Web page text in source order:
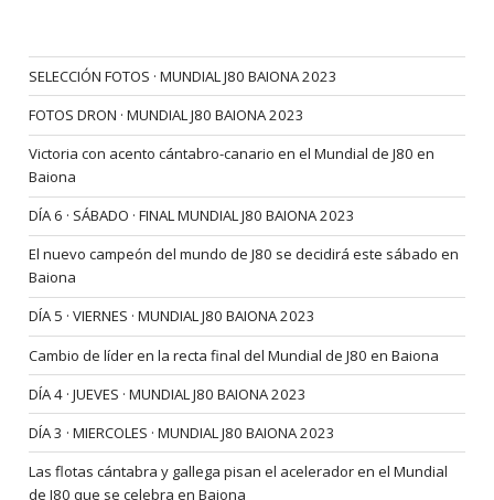
SELECCIÓN FOTOS · MUNDIAL J80 BAIONA 2023
FOTOS DRON · MUNDIAL J80 BAIONA 2023
Victoria con acento cántabro-canario en el Mundial de J80 en
Baiona
DÍA 6 · SÁBADO · FINAL MUNDIAL J80 BAIONA 2023
El nuevo campeón del mundo de J80 se decidirá este sábado en
Baiona
DÍA 5 · VIERNES · MUNDIAL J80 BAIONA 2023
Cambio de líder en la recta final del Mundial de J80 en Baiona
DÍA 4 · JUEVES · MUNDIAL J80 BAIONA 2023
DÍA 3 · MIERCOLES · MUNDIAL J80 BAIONA 2023
Las flotas cántabra y gallega pisan el acelerador en el Mundial
de J80 que se celebra en Baiona